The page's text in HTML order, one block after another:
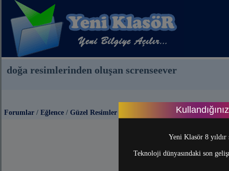
Yeni Klasör 8
Teknoloji dünyasındaki son
doğa resimlerinden oluşan screnseever
Forumlar / Eğlence / Güzel Resimler